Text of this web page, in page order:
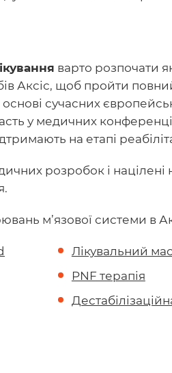
варто розпочати
Аксіс, щоб пройти
сучасних
у медичних
на етапі
розробок і націлені
м’язової системи в
Лікувальний
PNF терапія